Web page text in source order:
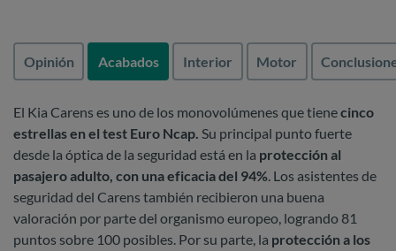
Opinión Acabados Interior Motor
El Kia Carens es uno de los monovolúmenes que tienecinco
estrellas en el test Euro Ncap. Su principal punto fuerte
desde la óptica de la seguridad está en la protección al
pasajero adulto, con una eficacia del 94%. Los asistentes de
seguridad del Carens también recibieron una buena
valoración por parte del organismo europeo, logrando 81
puntos sobre 100 posibles. Por su parte, la protección a los